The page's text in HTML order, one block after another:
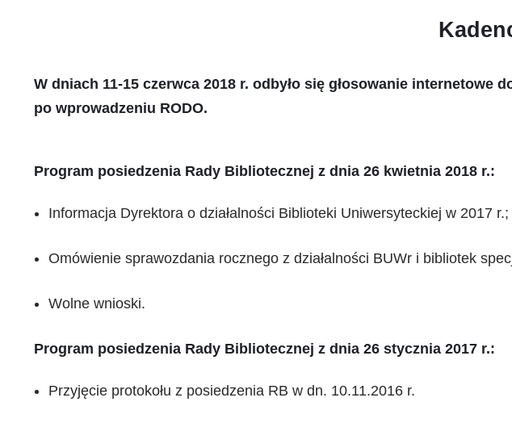
W dniach 11-15 czerwca 2018 r. odbyło się głosowanie
po wprowadzeniu RODO.
Program posiedzenia Rady Bibliotecznej z dnia 26 kwietnia 2018 r.:
Informacja Dyrektora o działalności Biblioteki Uniwersyteckiej w 2017 r.;
Omówienie sprawozdania rocznego z działalności BUWr i bibliotek
Wolne wnioski.
Program posiedzenia Rady Bibliotecznej z dnia 26 stycznia 2017 r.:
Przyjęcie protokołu z posiedzenia RB w dn. 10.11.2016 r.